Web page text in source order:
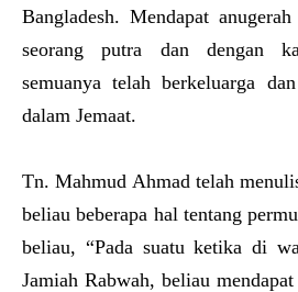
Bangladesh. Mendapat
seorang putra dan dengan
semuanya telah berkeluarga
dalam Jemaat.
Tn. Mahmud Ahmad telah
beliau beberapa hal tentang
beliau, “Pada suatu ketika di
Jamiah Rabwah, beliau